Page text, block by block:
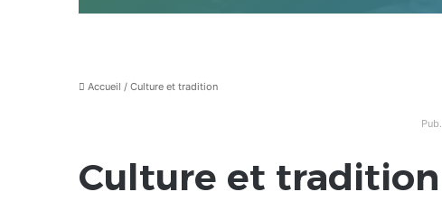
Accueil / Culture et tradition
Pub.
Culture et tradition